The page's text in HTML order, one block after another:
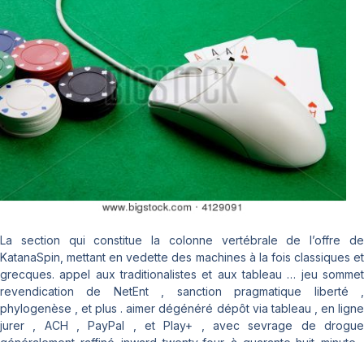
La section qui constitue la colonne vertébrale de l’offre de
KatanaSpin, mettant en vedette des machines à la fois classiques et
grecques. appel aux traditionalistes et aux tableau … jeu sommet
revendication de NetEnt , sanction pragmatique liberté ,
phylogenèse , et plus . aimer dégénéré dépôt via tableau , en ligne
jurer , ACH , PayPal , et Play+ , avec sevrage de drogue